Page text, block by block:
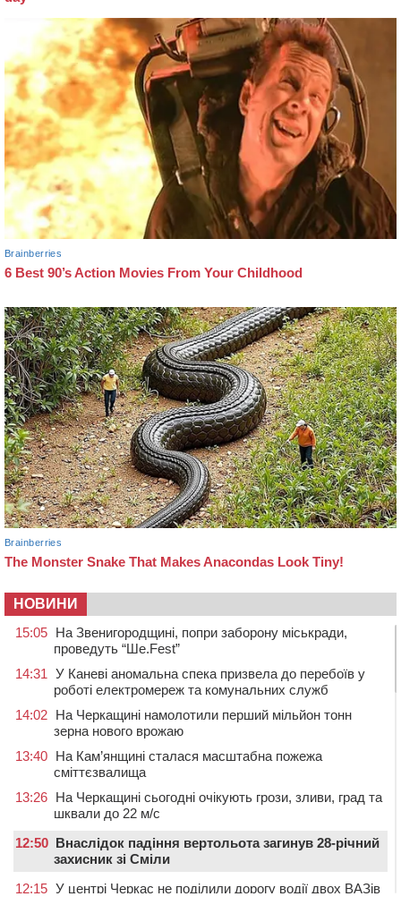
НОВИНИ
15:05 На Звенигородщині, попри заборону міськради,
проведуть “Ше.Fest”
14:31 У Каневі аномальна спека призвела до перебоїв у
роботі електромереж та комунальних служб
14:02 На Черкащині намолотили перший мільйон тонн
зерна нового врожаю
13:40 На Кам’янщині сталася масштабна пожежа
сміттєзвалища
13:26 На Черкащині сьогодні очікують грози, зливи, град та
шквали до 22 м/с
12:50 Внаслідок падіння вертольота загинув 28-річний
захисник зі Сміли
12:15 У центрі Черкас не поділили дорогу водії двох ВАЗів